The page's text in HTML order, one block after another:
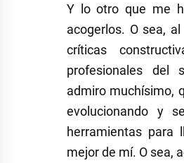
Y lo otro que me
acogerlos. O sea,
críticas
profesionales del
admiro muchísimo,
evolucionando y
herramientas para
mejor de mí. O sea,